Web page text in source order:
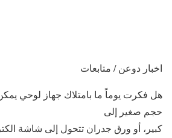
اخبار دوعن / متابعات
هل فكرت يوماً ما بامتلاك جهاز لوحي
حجم صغير إلى
كبير، أو ورق جدران تتحول إلى شاشة